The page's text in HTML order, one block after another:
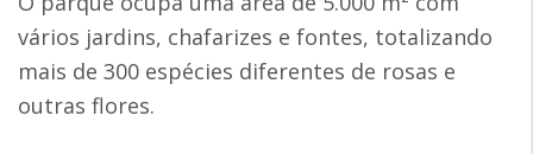
vários jardins, chafarizes e fontes, totalizando
mais de 300 espécies diferentes de rosas e
outras flores.